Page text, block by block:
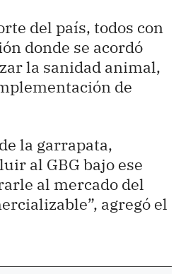
del país, todos con
donde se acordó
la sanidad animal,
de
la garrapata,
al GBG bajo ese
al mercado del
agregó el